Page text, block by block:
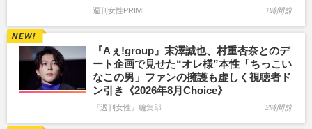
週刊女性PRIME 1時間前
『Aぇ!group』末澤誠也、村重杏奈とのデ
ート企画で見せた“オレ様”本性「ちっこい
なこの男」ファンの擁護も虚しく視聴者ド
ン引き《2026年8月Choice》
『週刊女性』編集部 2時間前